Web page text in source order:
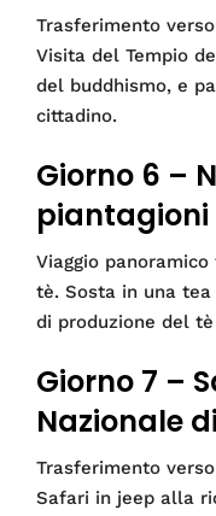
Trasferimento
Visita del Tempio
del buddhismo, e
cittadino.
Giorno 6 –
piantagioni
Viaggio
tè. Sosta in una
di produzione del
Giorno 7 –
Nazionale
Trasferimento
Safari in jeep alla